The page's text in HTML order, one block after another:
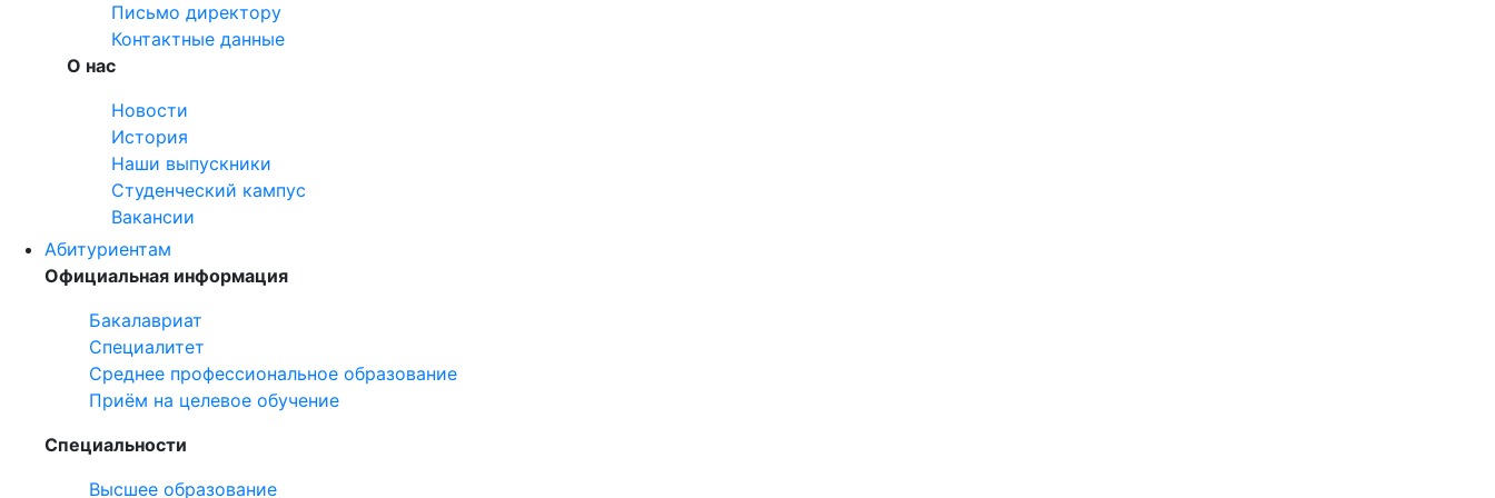
Письмо директору
Контактные данные
О нас
Новости
История
Наши выпускники
Студенческий кампус
Вакансии
Абитуриентам
Официальная информация
Бакалавриат
Специалитет
Среднее профессиональное образование
Приём на целевое обучение
Специальности
Высшее образование